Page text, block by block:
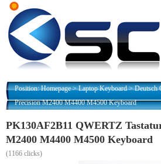
Position:Homepage>Laptop Keyboard>Deutsch
Precision M2400 M4400 M4500 Keyboard
PK130AF2B11 QWERTZ
M2400 M4400 M4500 Keyboard
(1166 clicks)